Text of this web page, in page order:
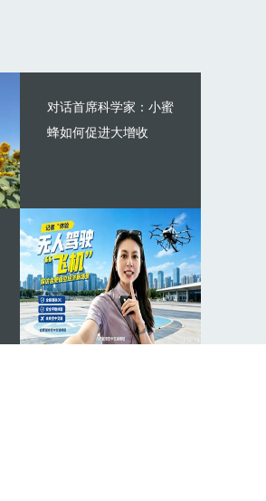
对话首席科学家：小蜜
蜂如何促进大增收